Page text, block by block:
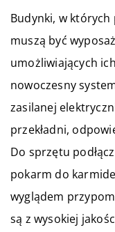
Budynki, w
muszą być
umożliwiających
nowoczesny
zasilanej
przekładni,
Do sprzętu
pokarm do
wyglądem
są z wysokiej